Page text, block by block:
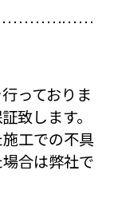
っておりま
致します。
工での不具
合は弊社で